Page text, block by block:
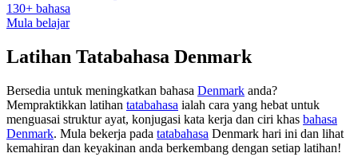
130+ bahasa
Mula belajar
Latihan Tatabahasa Denmark
Bersedia untuk meningkatkan bahasa Denmark anda?
Mempraktikkan latihan tatabahasa ialah cara yang hebat untuk
menguasai struktur ayat, konjugasi kata kerja dan ciri khas bahasa
Denmark. Mula bekerja pada tatabahasa Denmark hari ini dan lihat
kemahiran dan keyakinan anda berkembang dengan setiap latihan!